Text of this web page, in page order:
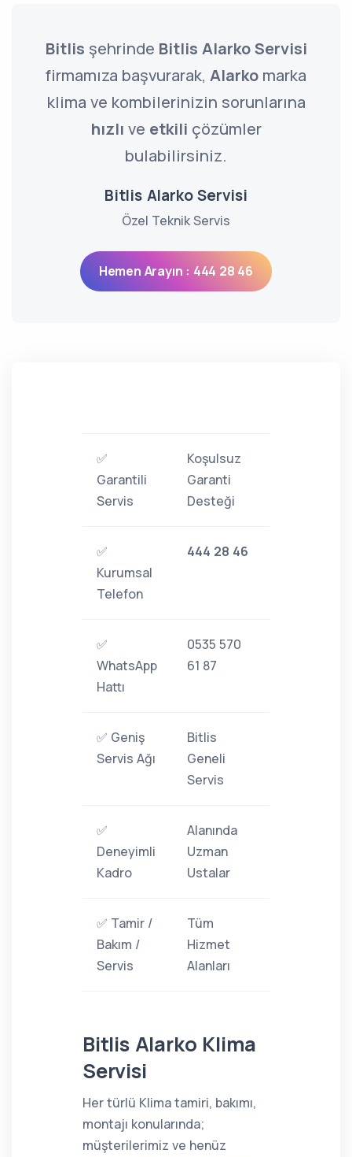
Bitlis şehrinde Bitlis Alarko Servisi
firmamıza başvurarak, Alarko marka
klima ve kombilerinizin sorunlarına
hızlı ve etkili çözümler
bulabilirsiniz.
Bitlis Alarko Servisi
Özel Teknik Servis
Hemen Arayın : 444 28 46
✅
Garantili
Servis
Koşulsuz
Garanti
Desteği
✅
Kurumsal
Telefon
444 28 46
✅
WhatsApp
Hattı
0535 570
61 87
✅ Geniş
Servis Ağı
Bitlis
Geneli
Servis
✅
Deneyimli
Kadro
Alanında
Uzman
Ustalar
✅ Tamir /
Bakım /
Servis
Tüm
Hizmet
Alanları
Bitlis Alarko Klima
Servisi
Her türlü Klima tamiri, bakımı,
montajı konularında;
müşterilerimiz ve henüz